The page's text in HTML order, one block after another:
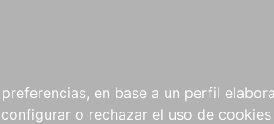
en base a un perfil
o rechazar el uso de